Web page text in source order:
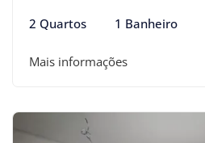
2 Quartos 1 Banheiro
Mais informações